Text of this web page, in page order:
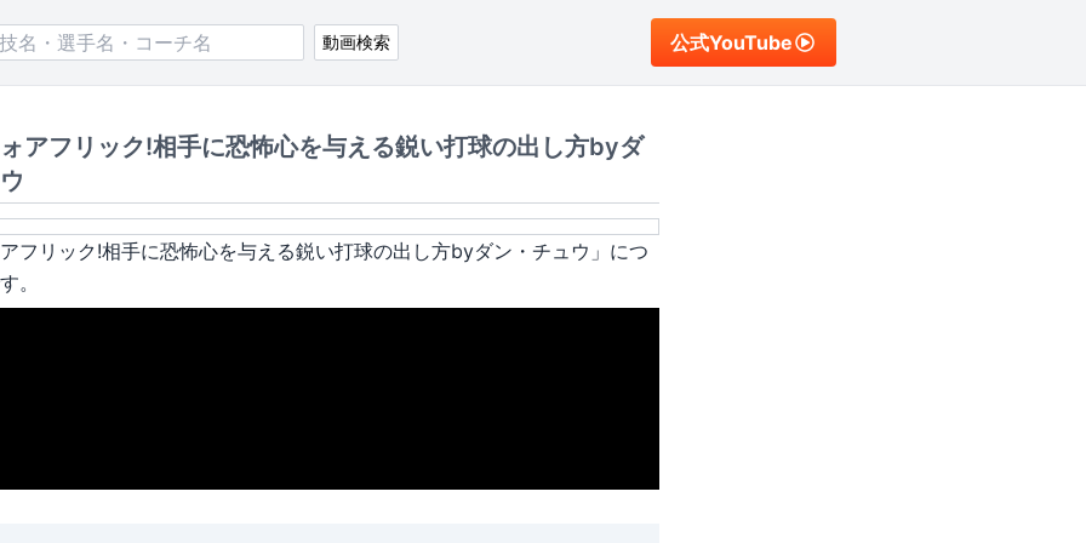
動画検索 公式YouTube
アフリック!相手に恐怖心を与える鋭い打球の出し方byダ
フリック!相手に恐怖心を与える鋭い打球の出し方byダン・チュウ 」につ
。